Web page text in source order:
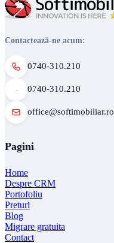
Contactează-ne acum:
0740-310.210
0740-310.210
office@softimobiliar.ro
Pagini
Home
Despre CRM
Portofoliu
Preturi
Blog
Migrare gratuita
Contact